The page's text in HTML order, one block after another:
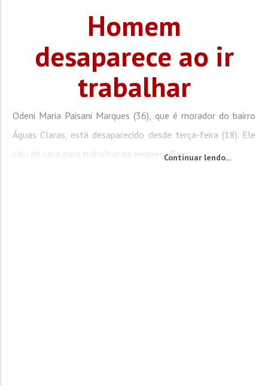
Homem
desaparece ao ir
trabalhar
Odeni Maria Paisani Marques (36), que é morador do bairro
Águas Claras, está desaparecido desde terça-feira (18). Ele
saiu de casa para trabalhar na empresa Favo...Continuar lendo...